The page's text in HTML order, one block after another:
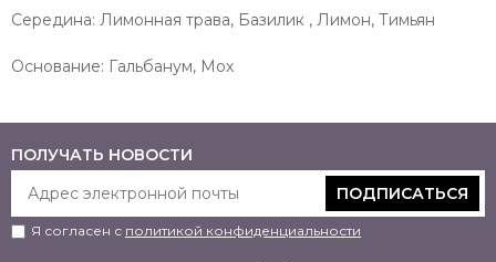
Середина: Лимонная трава, Базилик , Лимон, Тимьян
Основание: Гальбанум, Мох
ПОЛУЧАТЬ НОВОСТИ
ПОДПИСАТЬСЯ
Я согласен с политикой конфиденциальности